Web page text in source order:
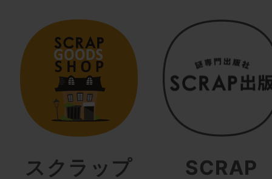
スクラップ
SCRAP